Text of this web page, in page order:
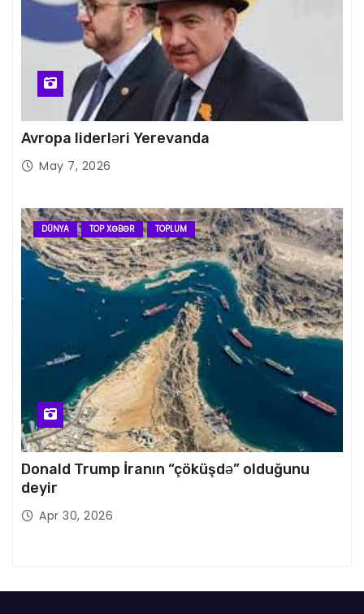
Avropa liderləri Yerevanda
May 7, 2026
DÜNYA TOP XƏBƏR TOPLUM
Donald Trump İranın “çöküşdə” olduğunu
deyir
Apr 30, 2026